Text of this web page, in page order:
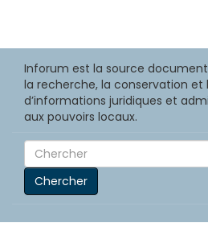
Inforum est la source
la recherche, la conservation et
d’informations juridiques et
aux pouvoirs locaux.
Chercher